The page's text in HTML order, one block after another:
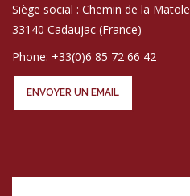
Siège social : Chemin de la Matole
33140 Cadaujac (France)
Phone: +33(0)6 85 72 66 42
ENVOYER UN EMAIL